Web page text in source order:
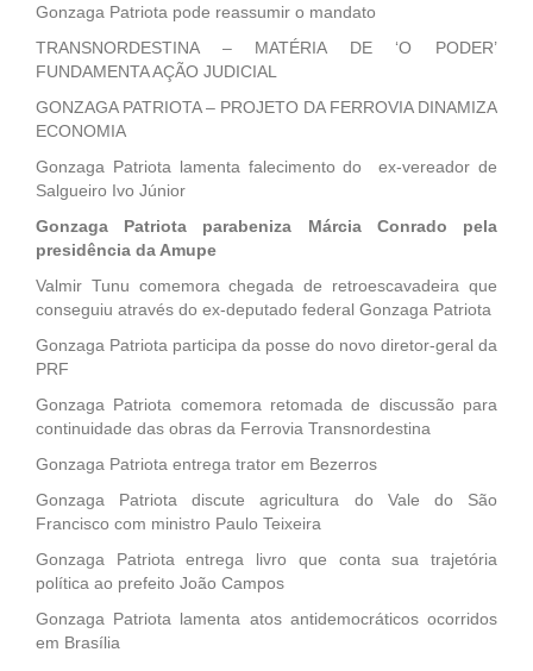
Gonzaga Patriota pode reassumir o mandato
TRANSNORDESTINA – MATÉRIA DE ‘O PODER’
FUNDAMENTA AÇÃO JUDICIAL
GONZAGA PATRIOTA – PROJETO DA FERROVIA DINAMIZA
ECONOMIA
Gonzaga Patriota lamenta falecimento do ex-vereador de
Salgueiro Ivo Júnior
Gonzaga Patriota parabeniza Márcia Conrado pela
presidência da Amupe
Valmir Tunu comemora chegada de retroescavadeira que
conseguiu através do ex-deputado federal Gonzaga Patriota
Gonzaga Patriota participa da posse do novo diretor-geral da
PRF
Gonzaga Patriota comemora retomada de discussão para
continuidade das obras da Ferrovia Transnordestina
Gonzaga Patriota entrega trator em Bezerros
Gonzaga Patriota discute agricultura do Vale do São
Francisco com ministro Paulo Teixeira
Gonzaga Patriota entrega livro que conta sua trajetória
política ao prefeito João Campos
Gonzaga Patriota lamenta atos antidemocráticos ocorridos
em Brasília